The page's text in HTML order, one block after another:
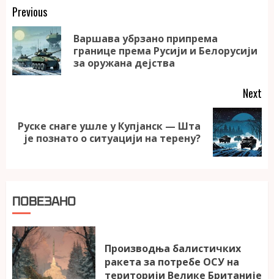
Continue
Reading
Previous
Варшава убрзано припрема
границе према Русији и Белорусији
за оружана дејства
Next
Next
post:
Руске снаге ушле у Купјанск — Шта
је познато о ситуацији на терену?
ПОВЕЗАНО
Производња балистичких
ракета за потребе ОСУ на
територији Велике Британије